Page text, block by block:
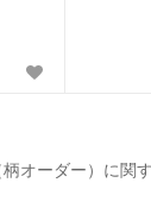
オーダー）に関